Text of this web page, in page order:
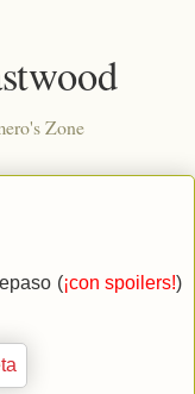
Zone
(¡con spoilers!)